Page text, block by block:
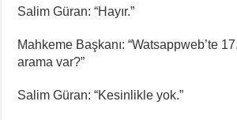
Salim Güran: “Hayır.”
Mahkeme Başkanı: “Watsappweb’te
arama var?”
Salim Güran: “Kesinlikle yok.”